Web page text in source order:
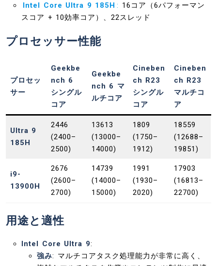
Intel Core Ultra 9 185H : 16コア（6パフォーマン
スコア + 10効率コア）、22スレッド
プロセッサー性能
プロセッ
サー
Geekbe
nch 6
シングル
コア
Geekbe
nch 6 マ
ルチコア
Cineben
ch R23
シングル
コア
Cineben
ch R23
マルチコ
ア
Ultra 9
185H
2446
(2400–
2500)
13613
(13000–
14000)
1809
(1750–
1912)
18559
(12688–
19851)
i9-
13900H
2676
(2600–
2700)
14739
(14000–
15000)
1991
(1930–
2020)
17903
(16813–
22700)
用途と適性
Intel Core Ultra 9:
強み: マルチコアタスク処理能力が非常に高く、